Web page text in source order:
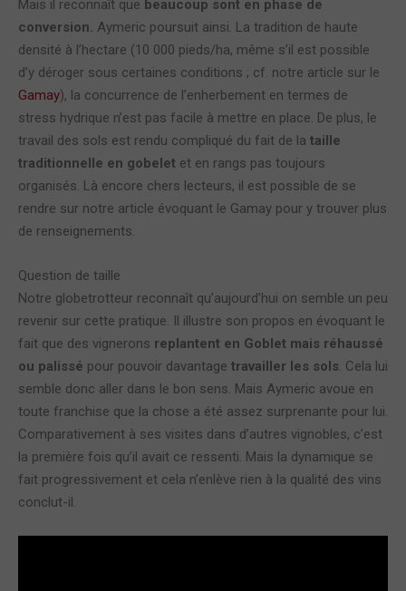
Mais il reconnaît que beaucoup sont en phase de
conversion. Aymeric poursuit ainsi. La tradition de haute
densité à l’hectare (10 000 pieds/ha, même s’il est possible
d’y déroger sous certaines conditions ; cf. notre article sur le
Gamay), la concurrence de l’enherbement en termes de
stress hydrique n’est pas facile à mettre en place. De plus, le
travail des sols est rendu compliqué du fait de la taille
traditionnelle en gobelet et en rangs pas toujours
organisés. Là encore chers lecteurs, il est possible de se
rendre sur notre article évoquant le Gamay pour y trouver plus
de renseignements.
Question de taille
Notre globetrotteur reconnaît qu’aujourd’hui on semble un peu
revenir sur cette pratique. Il illustre son propos en évoquant le
fait que des vignerons replantent en Goblet mais réhaussé
ou palissé pour pouvoir davantage travailler les sols. Cela lui
semble donc aller dans le bon sens. Mais Aymeric avoue en
toute franchise que la chose a été assez surprenante pour lui.
Comparativement à ses visites dans d’autres vignobles, c’est
la première fois qu’il avait ce ressenti. Mais la dynamique se
fait progressivement et cela n’enlève rien à la qualité des vins
conclut-il.